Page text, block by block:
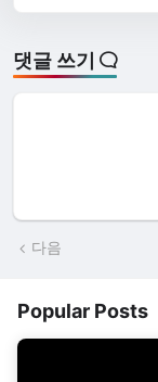
댓글 쓰기
다음
Popular Posts